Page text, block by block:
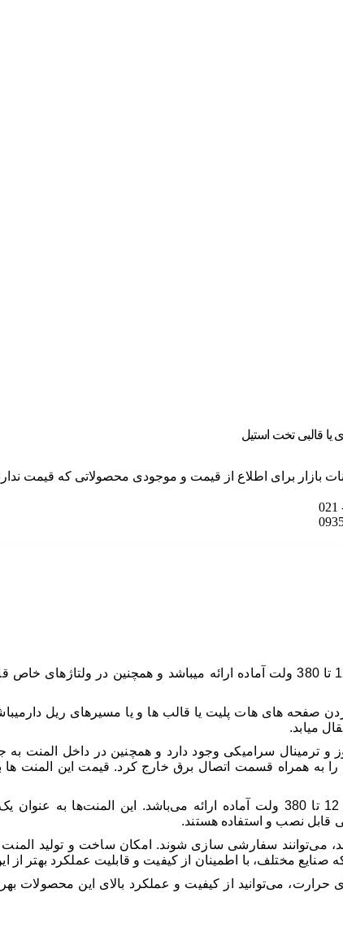
یا قالبی تخت استیل
بازار برای اطلاع از قیمت و موجودی محصولاتی که قیمت
یا قالبی تخت استیل در ولتاژهای مختلف از 12 تا 380 ولت آماده ارائه میباشد و
صفحه های هات پلیت یا قالب ها و یا مسیرهای ریل
میابد.
سرامیکی وجود دارد و همچنین در داخل المنت به
را به همراه قسمت اتصال برق خارج کرد. قیمت این المنت
المنت صفحه‌ای یا قالبی تخت استیل، در ولتاژهای مختلف از 12 تا 380 ولت آماده ارائه
قابل نصب و استفاده هستند.
می‌توانند سفارشی سازی شوند. امکان ساخت و تولید
مختلف، با اطمینان از کیفیت و قابلیت عملکرد بهتر از
می‌توانید از کیفیت و عملکرد بالای این محصولات